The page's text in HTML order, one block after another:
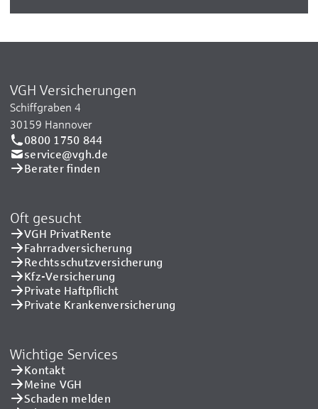
VGH Versicherungen
Schiffgraben 4
30159 Hannover
0800 1750 844
service@vgh.de
Berater finden
Oft gesucht
VGH PrivatRente
Fahrradversicherung
Rechtsschutzversicherung
Kfz-Versicherung
Private Haftpflicht
Private Kranken­versicherung
Wichtige Services
Kontakt
Meine VGH
Schaden melden